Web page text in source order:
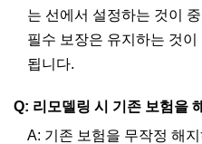
는 선에서 설정하는 것이
필수 보장은 유지하는 것이
됩니다.
Q: 리모델링 시 기존 보험을
A: 기존 보험을 무작정 해